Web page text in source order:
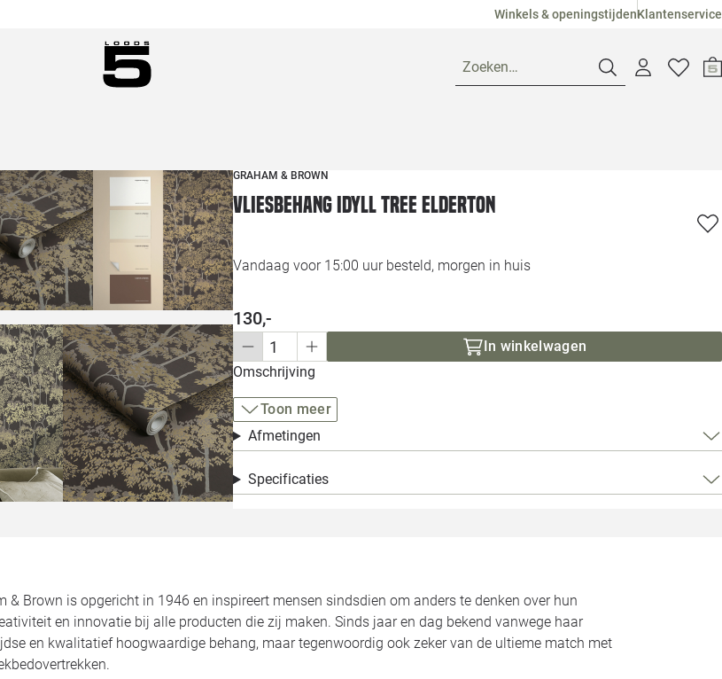
Winkels & openingstijdenKlantenservice
Zoeken…
Pagina suggesties
Winkels
Veelgestelde vragen
Loods 5
Loods 5
GRAHAM & BROWN
Vliesbehang Idyll tree elderton
Vandaag voor 15:00 uur besteld, morgen in huis
130,-
In winkelwagen
Omschrijving
Toon meer
Afmetingen
Specificaties
& Brown is opgericht in 1946 en inspireert mensen sindsdien om anders te denken over hun
en innovatie bij alle producten die zij maken. Sinds jaar en dag bekend vanwege haar
en kwalitatief hoogwaardige behang, maar tegenwoordig ook zeker van de ultieme match met